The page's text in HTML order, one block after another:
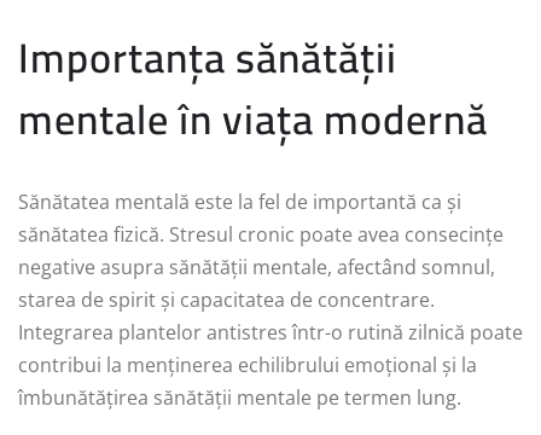
Importanța sănătății
mentale în viața modernă
Sănătatea mentală este la fel de importantă ca și
sănătatea fizică. Stresul cronic poate avea consecințe
negative asupra sănătății mentale, afectând somnul,
starea de spirit și capacitatea de concentrare.
Integrarea plantelor antistres într-o rutină zilnică poate
contribui la menținerea echilibrului emoțional și la
îmbunătățirea sănătății mentale pe termen lung.